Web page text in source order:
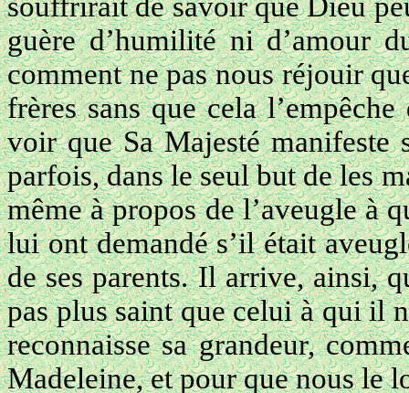
guère d’humilité ni d’amour
comment ne pas nous réjouir
frères sans que cela
voir que Sa Majesté manifeste
parfois, dans le seul but de les
même à propos de l’aveugle à
lui ont demandé s’il était
de ses parents. Il arrive, ainsi,
pas plus saint que celui à qui il
reconnaisse sa grandeur,
Madeleine, et pour que nous le